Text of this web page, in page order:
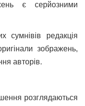
є серйозними
сумнівів редакція
зображень,
авторів.
розглядаються